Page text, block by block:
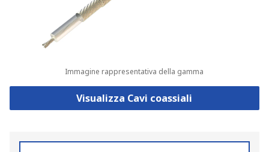
Immagine rappresentativa della gamma
Visualizza Cavi coassiali